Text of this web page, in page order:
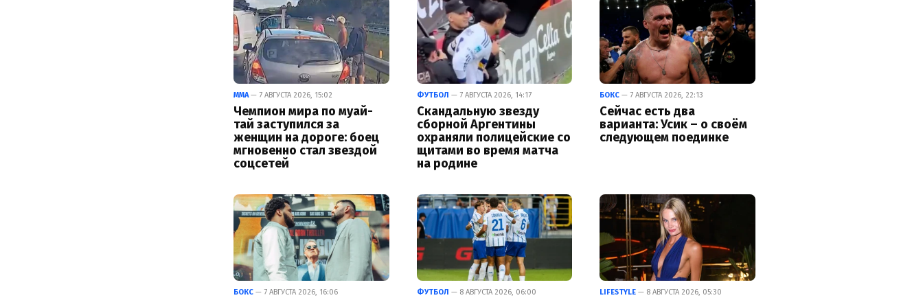
ММА— 7 АВГУСТА 2026, 15:02
Чемпион мира по муай-
тай заступился за
женщин на дороге: боец
мгновенно стал звездой
соцсетей
ФУТБОЛ — 7 АВГУСТА 2026, 14:17
Скандальную звезду
сборной Аргентины
охраняли полицейские со
щитами во время матча
на родине
БОКС — 7 АВГУСТА 2026, 22:13
Сейчас есть два
варианта: Усик – о своём
следующем поединке
БОКС — 7 АВГУСТА 2026, 16:06 ФУТБОЛ — 8 АВГУСТА 2026, 06:00 LIFESTYLE — 8 АВГУСТА 2026, 05:30